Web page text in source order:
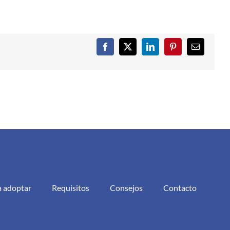
Facebook
X LinkedInPinterestCorreo
electrónico
adoptar Requisitos Consejos Contacto